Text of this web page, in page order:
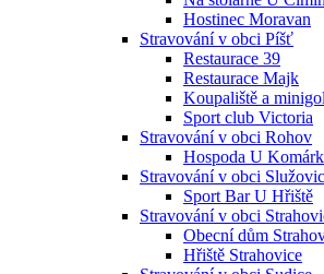
Hostinec Moravan
Stravování v obci Píšť
Restaurace 39
Restaurace Majk
Koupaliště a
Sport club Victoria
Stravování v obci Rohov
Hospoda U
Stravování v obci
Sport Bar U Hřiště
Stravování v obci
Obecní dům
Hřiště Strahovice